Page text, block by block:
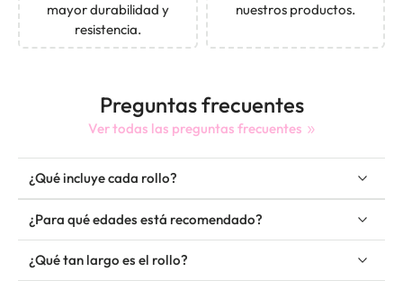
mayor durabilidad y
resistencia.
nuestros productos.
Preguntas frecuentes
Ver todas las preguntas frecuentes
¿Qué incluye cada rollo?
¿Para qué edades está recomendado?
¿Qué tan largo es el rollo?